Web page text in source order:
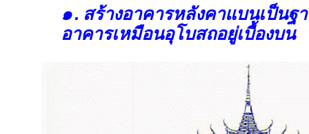
๑.สร้างอาคารหลังคาแบนเป็นฐ
อาคารเหมือนอุโบสถอยู่เบื้องบน